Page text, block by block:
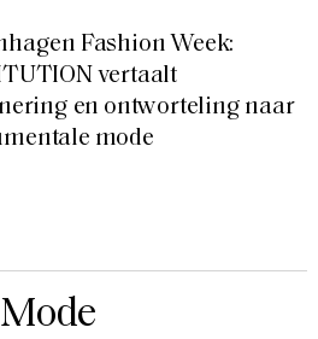
Fashion Week:
vertaalt
en ontworteling naar
mode
Mode